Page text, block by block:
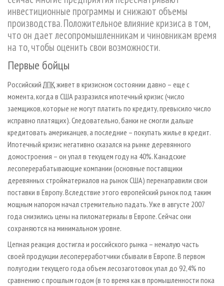
СУШКА ДРЕВЕСИНЫ
ПРОИЗВОДСТВО ДРЕВЕСНЫХ ПЛИТ
ДЕРЕВЯННОЕ ДОМОСТРОЕНИЕ
ПРОИЗВОДСТВО МЕБЕЛИ
БИОЭНЕРГЕТИКА
ЦБП
ИНСТРУМЕНТ И МАТЕРИАЛЫ
ПЕРСОНЫ
МОБИЛЬНЫЕ ВЫСТАВКИ
ОФИЦИАЛЬНЫЕ ДЕЛЕГАЦИИ
RUSSIAN FORESTRY REVIEW
ГАЗЕТА ЛЕСПРОМФОРУМ
БИБЛИОТЕКА СПЕЦИАЛИСТА
КОНТАКТЫ
РЕКЛАМА
РЕКЛАМА НА САЙТЕ
инвестиционные программы и снижают объемы
производства. Положительное влияние кризиса в том,
что он дает лесопромышленникам и чиновникам время
на то, чтобы оценить свои возможности.
Первые бойцы
РоссийскийЛПК живет в кризисном состоянии давно – еще с
момента, когда в США разразился ипотечный кризис (число
заемщиков, которые не могут платить по кредиту, превысило число
исправно платящих). Следовательно, банки не смогли дальше
кредитовать американцев, а последние – покупать жилье в кредит.
Ипотечный кризис негативно сказался на рынке деревянного
домостроения – он упал в текущем году на 40%. Канадские
лесоперерабатывающие компании (основные поставщики
деревянных стройматериалов на рынок США) перенаправили свои
поставки в Европу. Вследствие этого европейский рынок под таким
мощным напором начал стремительно падать. Уже в августе 2007
года снизились цены на пиломатериалы в Европе. Сейчас они
сохраняются на минимальном уровне.
Цепная реакция достигла и российского рынка – немалую часть
своей продукции лесопереработчики сбывали в Европе. В первом
полугодии текущего года объем лесозаготовок упал до 92,4% по
сравнению с прошлым годом (в то время как в промышленности пока